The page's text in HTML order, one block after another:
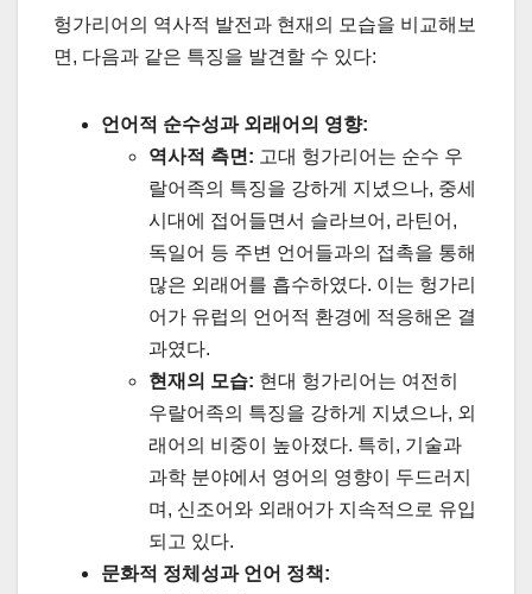
헝가리어의 역사적 발전과 현재의 모습을 비교해보
면, 다음과 같은 특징을 발견할 수 있다:
언어적 순수성과 외래어의 영향:
역사적 측면: 고대 헝가리어는 순수 우
랄어족의 특징을 강하게 지녔으나, 중세
시대에 접어들면서 슬라브어, 라틴어,
독일어 등 주변 언어들과의 접촉을 통해
많은 외래어를 흡수하였다. 이는 헝가리
어가 유럽의 언어적 환경에 적응해온 결
과였다.
현재의 모습: 현대 헝가리어는 여전히
우랄어족의 특징을 강하게 지녔으나, 외
래어의 비중이 높아졌다. 특히, 기술과
과학 분야에서 영어의 영향이 두드러지
며, 신조어와 외래어가 지속적으로 유입
되고 있다.
문화적 정체성과 언어 정책: